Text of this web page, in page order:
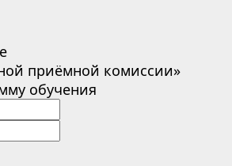
приёмной комиссии»
обучения